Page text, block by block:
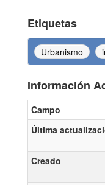
Etiquetas
Urbanismo
Información
Información
Campo
Última
Creado